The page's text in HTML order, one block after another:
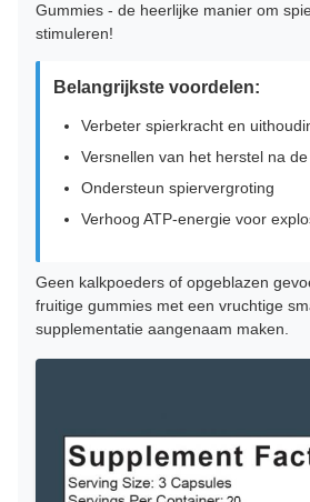
Gummies - de heerlijke manier om
stimuleren!
Belangrijkste voordelen:
Verbeter spierkracht en
Versnellen van het herstel na
Ondersteun spiervergroting
Verhoog ATP-energie voor
Geen kalkpoeders of opgeblazen
fruitige gummies met een vruchtige
supplementatie aangenaam maken.